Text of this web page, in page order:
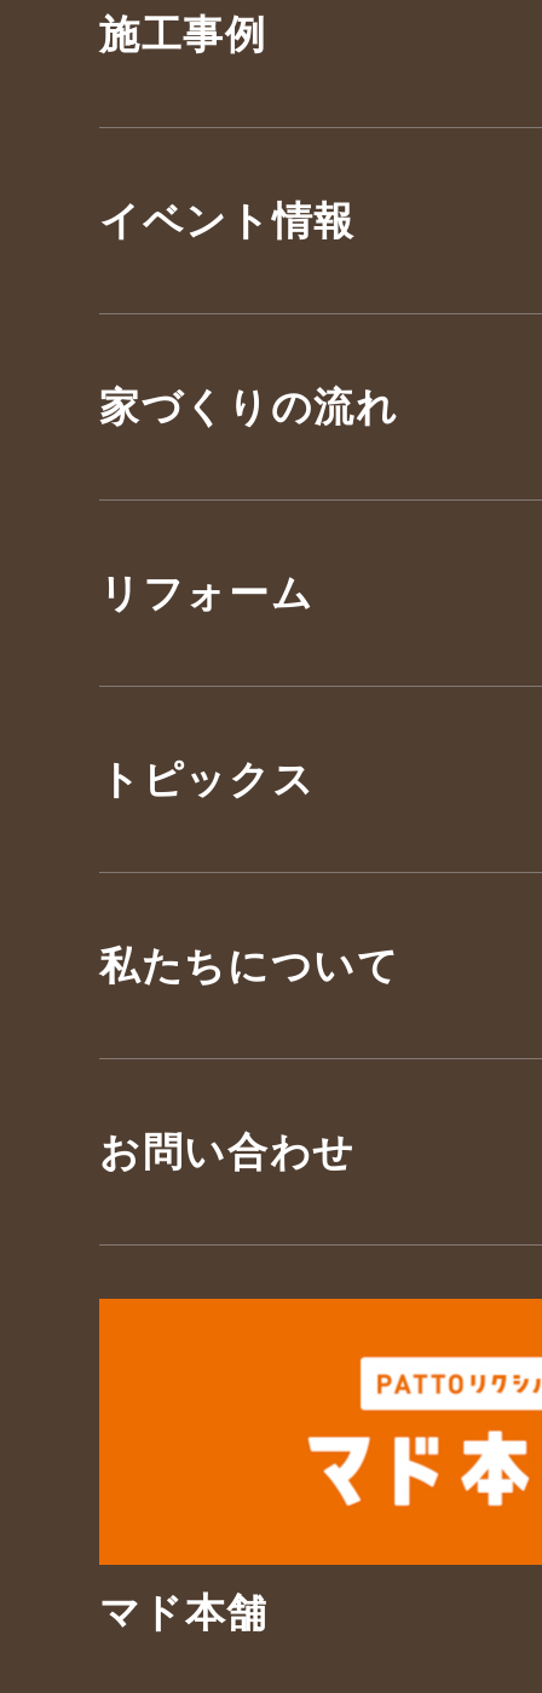
施工事例
イベント情報
家づくりの流れ
リフォーム
トピックス
私たちについて
お問い合わせ
マド本舗